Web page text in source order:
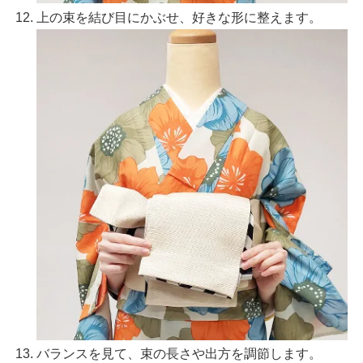
上の束を結び目にかぶせ、好きな形に整えます。
バランスを見て、束の長さや出方を調節します。